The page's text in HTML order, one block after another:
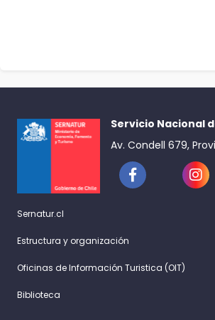
Servicio Nacional
Av. Condell 679,
Sernatur.cl
Estructura y organización
Oficinas de Información Turistica (OIT)
Biblioteca